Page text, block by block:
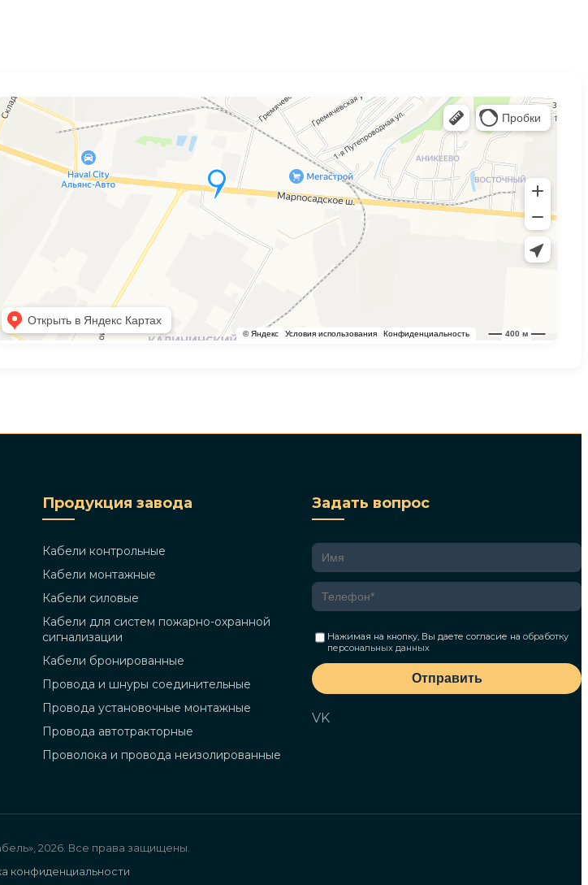
Продукция завода
Кабели контрольные
Кабели монтажные
Кабели силовые
Кабели для систем пожарно-охранной
сигнализации
Кабели бронированные
Провода и шнуры соединительные
Провода установочные монтажные
Провода автотракторные
Проволока и провода неизолированные
Задать вопрос
Нажимая на кнопку, Вы даете согласие на обработку
персональных данных
Отправить
VK
2026. Все права защищены.
конфиденциальности